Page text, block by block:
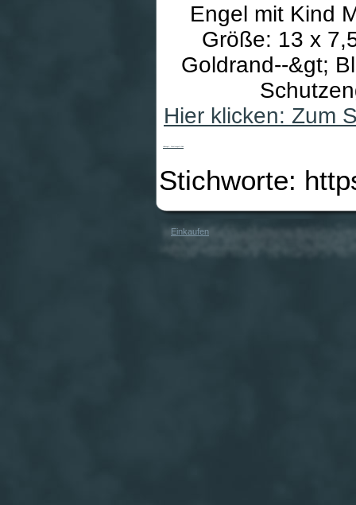
Engel mit Kind
Größe: 13 x
Goldrand--&gt;
Hier klicken: Zum
Stichworte:
Einkaufen